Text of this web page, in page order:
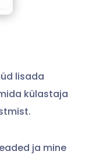
lisada
külastaja
ja mine